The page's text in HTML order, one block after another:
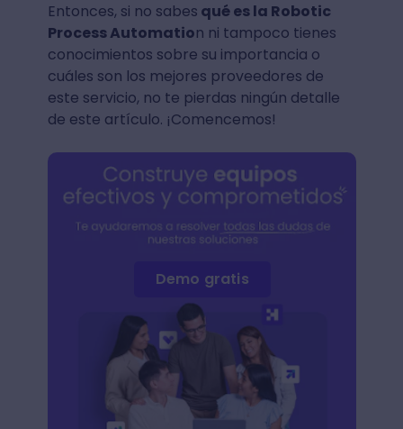
Entonces, si no sabes qué es la Robotic
Process Automation ni tampoco tienes
conocimientos sobre su importancia o
cuáles son los mejores proveedores de
este servicio, no te pierdas ningún detalle
de este artículo. ¡Comencemos!
Demo gratis